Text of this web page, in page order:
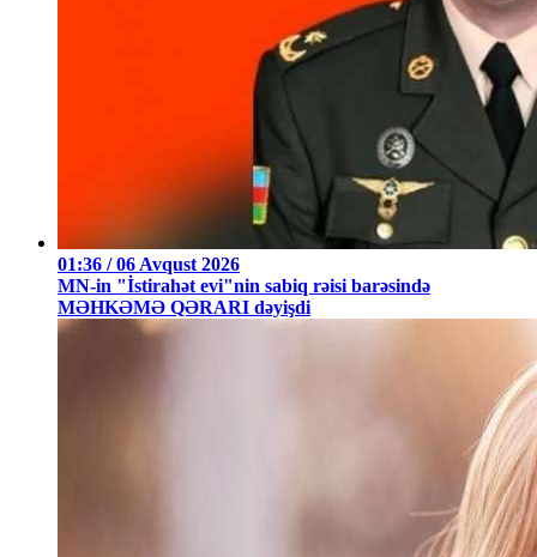
01:36 / 06 Avqust 2026
MN-in "İstirahət evi"nin sabiq rəisi barəsində
MƏHKƏMƏ QƏRARI dəyişdi